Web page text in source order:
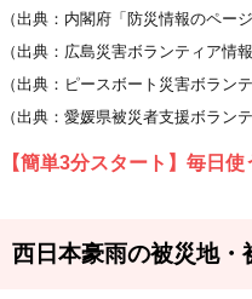
ふる
さと
納税
2.4
被災
す
（出典：内閣府「防災情報のページ
（出典：広島災害ボランティア情報
（出典：ピースボート災害ボラン
（出典：愛媛県被災者支援ボラン
【簡単3分スタート】毎日
西日本豪雨の被災地・